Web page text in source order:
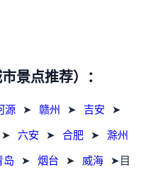
景点推荐）：
源 ➤ 赣州 ➤ 吉安 ➤
➤ 六安 ➤ 合肥 ➤ 滁州
岛 ➤ 烟台 ➤ 威海
➤目